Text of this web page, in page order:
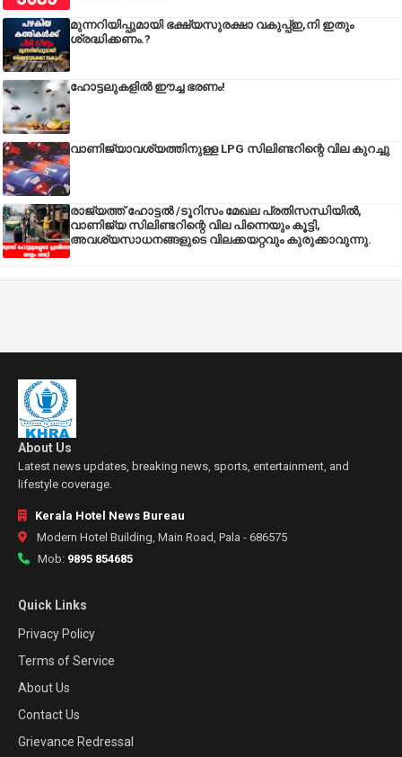
മുന്നറിയിപ്പുമായി ഭക്ഷ്യസുരക്ഷാ വകുപ്പ്ഇ,നി ഇതും
ശ്രദ്ധിക്കണം.?
ഹോട്ടലുകളിൽ ഈച്ച ഭരണം!
വാണിജ്യാവശ്യത്തിനുള്ള LPG സിലിണ്ടറിന്റെ വില കുറച്ചു
രാജ്യത്ത് ഹോട്ടൽ /ടൂറിസം മേഖല പ്രതിസന്ധിയിൽ,
വാണിജ്യ സിലിണ്ടറിന്റെ വില പിന്നെയും കൂട്ടി,
അവശ്യസാധനങ്ങളുടെ വിലക്കയറ്റവും കുരുക്കാവുന്നു.
About Us
Latest news updates, breaking news, sports, entertainment, and
lifestyle coverage.
Kerala Hotel News Bureau
Modern Hotel Building, Main Road, Pala - 686575
Mob: 9895 854685
Quick Links
Privacy Policy
Terms of Service
About Us
Contact Us
Grievance Redressal